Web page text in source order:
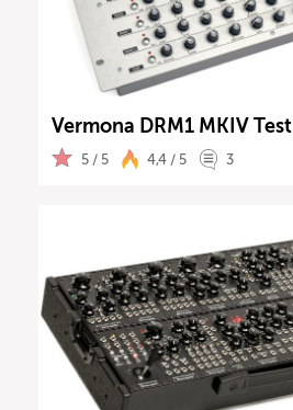
Vermona DRM1 MKIV Test
5 / 5 4,4 / 5 3